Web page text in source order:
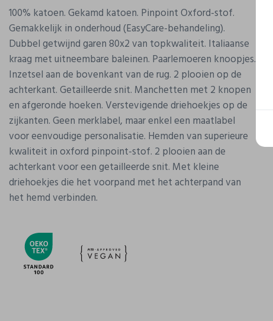
100% katoen. Gekamd katoen. Pinpoint Oxford-stof.
Gemakkelijk in onderhoud (EasyCare-behandeling).
Dubbel getwijnd garen 80x2 van topkwaliteit. Italiaanse
kraag met uitneembare baleinen. Paarlemoeren knoopjes.
Inzetsel aan de bovenkant van de rug. 2 plooien op de
achterkant. Getailleerde snit. Manchetten met 2 knopen
en afgeronde hoeken. Verstevigende driehoekjes op de
zijkanten. Geen merklabel, maar enkel een maatlabel
voor eenvoudige personalisatie. Hemden van superieure
kwaliteit in oxford pinpoint-stof. 2 plooien aan de
achterkant voor een getailleerde snit. Met kleine
driehoekjes die het voorpand met het achterpand van
het hemd verbinden.